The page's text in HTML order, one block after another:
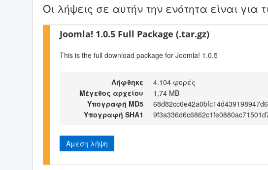
Οι λήψεις σε αυτήν την ενότητα είναι για
Joomla! 1.0.5 Full Package (.tar.gz)
This is the full download package for Joomla! 1.0.5
Λήφθηκε
4.104 φορές
Μέγεθος αρχείου
1,74 MB
Υπογραφή MD5
Υπογραφή SHA1
Άμεση λήψη